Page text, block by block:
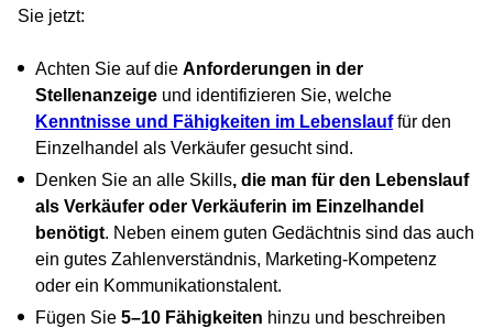
Sie jetzt:
Achten Sie auf die Anforderungen in der
Stellenanzeige und identifizieren Sie, welche
Kenntnisse und Fähigkeiten im Lebenslauffür den
Einzelhandel als Verkäufer gesucht sind.
Denken Sie an alle Skills, die man für den Lebenslauf
als Verkäufer oder Verkäuferin im Einzelhandel
benötigt. Neben einem guten Gedächtnis sind das auch
ein gutes Zahlenverständnis, Marketing-Kompetenz
oder ein Kommunikationstalent.
Fügen Sie 5–10 Fähigkeiten hinzu und beschreiben